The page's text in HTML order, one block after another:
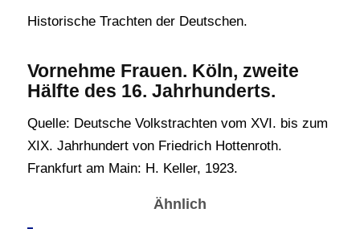
Historische Trachten der Deutschen.
Vornehme Frauen. Köln, zweite
Hälfte des 16. Jahrhunderts.
Quelle: Deutsche Volkstrachten vom XVI. bis zum
XIX. Jahrhundert von Friedrich Hottenroth.
Frankfurt am Main: H. Keller, 1923.
Ähnlich